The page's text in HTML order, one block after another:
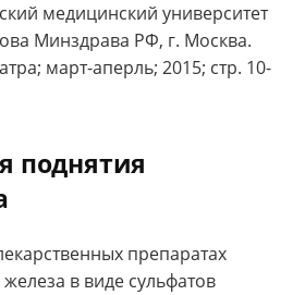
медицинский университет
Минздрава РФ, г. Москва.
март-аперль; 2015; стр. 10-
поднятия
препаратах
в виде сульфатов